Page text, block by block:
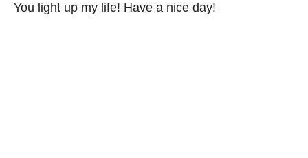
You light up my life! Have a nice day!